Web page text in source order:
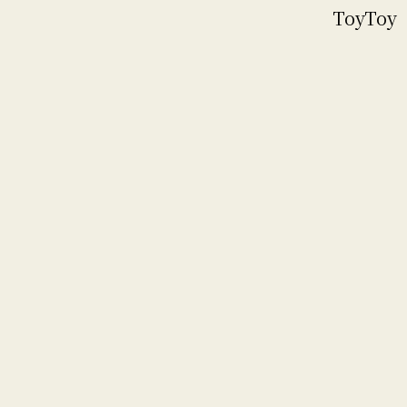
ToyToy